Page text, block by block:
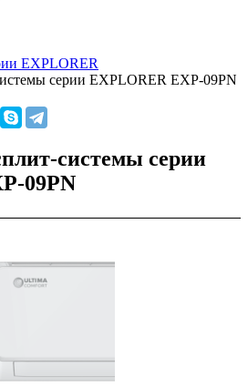
EXPLORER
серии EXPLORER EXP-09PN
системы серии
09PN